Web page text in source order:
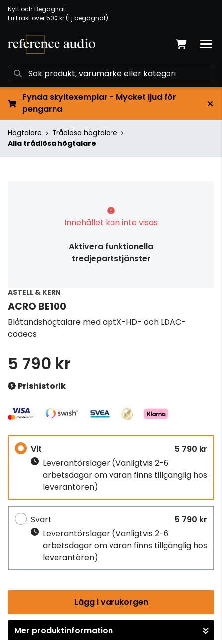
Nytt och Begagnat
Fri Frakt över 500 kr (Ej begagnat)
Fynda skyltexemplar - Mycket ljud för
pengarna
Högtalare
Trådlösa högtalare
Alla trådlösa högtalare
Innehållet kan inte visas
Aktivera funktionella
tredjepartstjänster
ASTELL & KERN
ACRO BE100
Blåtandshögtalare med aptX-HD- och LDAC-
codecs
5 790 kr
Prishistorik
Vit
5 790 kr
Leverantörslager (Vanligtvis 2-6
arbetsdagar om varan finns tillgänglig hos
leverantören)
Svart
5 790 kr
Leverantörslager (Vanligtvis 2-6
arbetsdagar om varan finns tillgänglig hos
leverantören)
Lägg i varukorgen
Gå till kassan
Mer produktinformation